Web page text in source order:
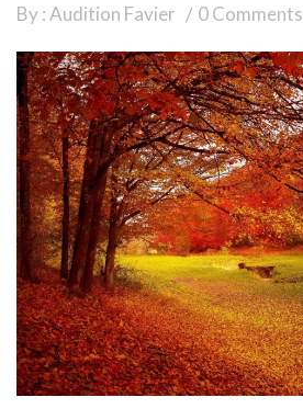
By : Audition Favier 0 Comments